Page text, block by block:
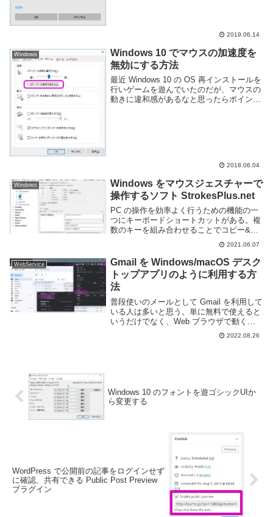
2019.06.14
Windows
Windows 10 でマウスの加速度を
無効にする方法
最近 Windows 10 の OS 再インストールを
行いゲームを遊んでいたのだが、マウスの
動きに違和感があるなと思ったらポインタ
2018.06.04
Windows
Windows をマウスジェスチャーで
操作するソフト StrokesPlus.net
PC の操作を効率よく行うための機能の一
つにキーボードショートカットがある。複
数のキーを組み合わせることでコピー&ペ
ーストやスクショの撮影、ウインドウの最
大化・縮小・切替、といった様々な操作を
行う事ができる。しかし、キーボードショ
ートカット...
2021.06.07
WebService
Gmail を Windows/macOS デスク
トップアプリのように利用する方
法
普段使いのメールとして Gmail を利用して
いる人は多いと思う。単に無料で使えると
いうだけでなく、Web ブラウザで動く使
い勝手の良い高機能なメーラーは他のフリ
ーメールでは得られない最大のメリットと
2022.08.26
Windows 10 のフォントを遊ゴシックUIか
ら変更する
WordPress で公開前の記事をログインせず
に確認、共有できる Public Post Preview
プラグイン